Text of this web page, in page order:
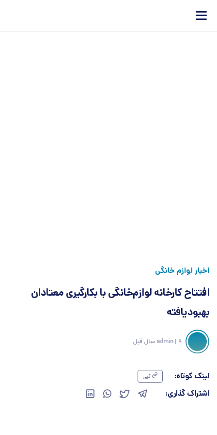
اخبار لوازم خانگی
افتتاح کارخانه لوازم‌خانگی با بکارگیری معتادان
بهبودیافته
admin | 9 سال قبل
لینک کوتاه: کپی
اشتراک گذاری: